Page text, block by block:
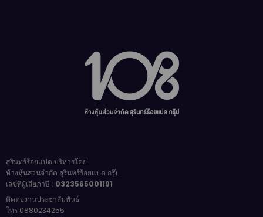
สุรินทร์ร้อยแปด บริหารโดย
ห้างหุ้นส่วนจำกัด สุรินทร์ร้อยแปด กรุ๊ป
เลขที่ผู้เสียภาษี : 0323565001191
ติดต่องานประชาสัมพันธ์
โทร 0880234255